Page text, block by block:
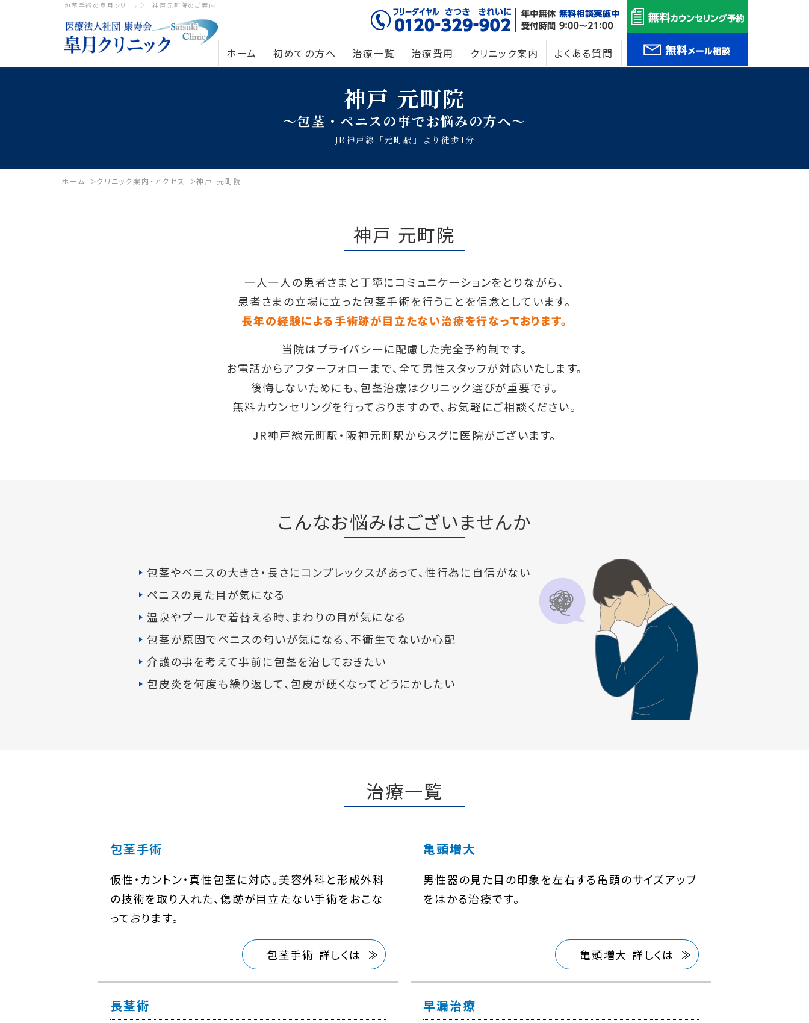
包茎手術の皐月クリニック｜神戸元町院のご案内
ホーム 初めての方へ 治療一覧 治療費用 クリニック案内 よくある質問
神戸 元町院
～包茎・ペニスの事でお悩みの方へ～
JR神戸線「元町駅」より徒歩1分
ホーム クリニック案内・アクセス 神戸 元町院
神戸 元町院
一人一人の患者さまと丁寧にコミュニケーションをとりながら、
患者さまの立場に立った包茎手術を行うことを信念としています。
⾧年の経験による手術跡が目立たない治療を行なっております。
当院はプライバシーに配慮した完全予約制です。
お電話からアフターフォローまで、全て男性スタッフが対応いたします。
後悔しないためにも、包茎治療はクリニック選びが重要です。
無料カウンセリングを行っておりますので、お気軽にご相談ください。
JR神戸線元町駅・阪神元町駅からスグに医院がございます。
こんなお悩みはございませんか
包茎やペニスの大きさ・⾧さにコンプレックスがあって、性行為に自信がない
ペニスの見た目が気になる
温泉やプールで着替える時、まわりの目が気になる
包茎が原因でペニスの匂いが気になる、不衛生でないか心配
介護の事を考えて事前に包茎を治しておきたい
包皮炎を何度も繰り返して、包皮が硬くなってどうにかしたい
治療一覧
包茎手術
仮性・カントン・真性包茎に対応。美容外科と形成外科
の技術を取り入れた、傷跡が目立たない手術をおこな
っております。
包茎手術 詳しくは
亀頭増大
男性器の見た目の印象を左右する亀頭のサイズアップ
をはかる治療です。
亀頭増大 詳しくは
長茎術 早漏治療